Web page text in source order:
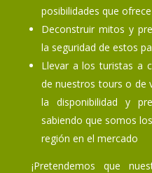
posibilidades que
Deconstruir mitos y
la seguridad de estos
Llevar a los turistas a
de nuestros tours o de
la disponibilidad y
sabiendo que somos
región en el mercado
¡Pretendemos que